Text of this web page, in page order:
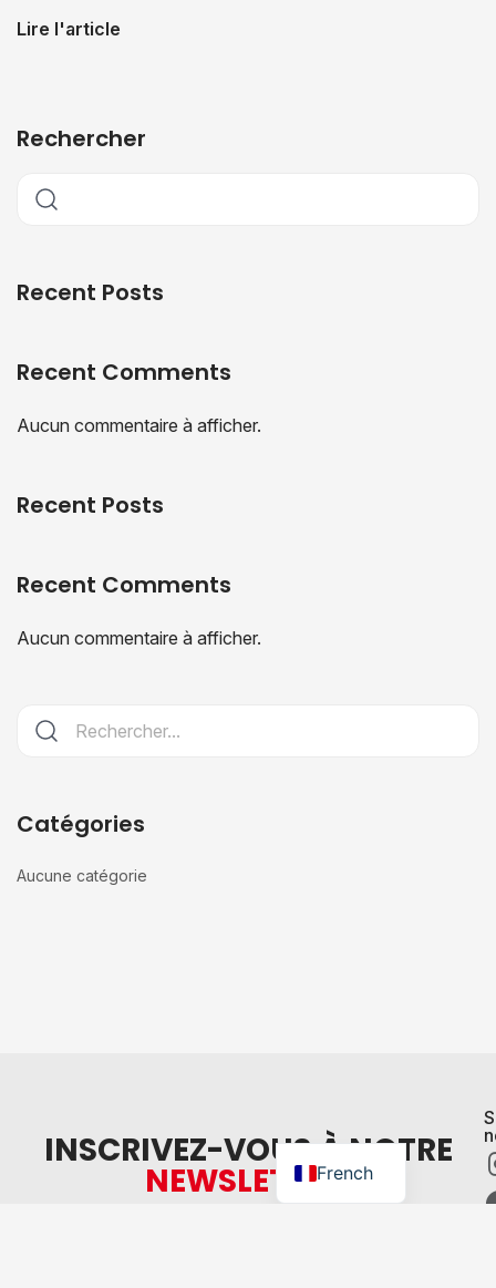
Lire l'article
Rechercher
Recent Posts
Recent Comments
Aucun commentaire à afficher.
Recent Posts
Recent Comments
Aucun commentaire à afficher.
Catégories
Aucune catégorie
INSCRIVEZ-VOUS À NOTRE
NEWSLETTER.
French
English